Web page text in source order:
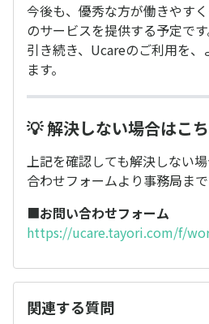
今後も、優秀な方が働きやす
のサービスを提供する予定です
引き続き、Ucareのご利用を
ます。
💡 解決しない場合はこ
上記を確認しても解決しない
合わせフォームより事務局まで
■お問い合わせフォーム
https://ucare.tayori.com/f/
関連する質問